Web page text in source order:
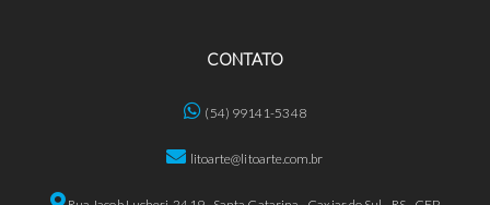
CONTATO
(54) 99141-5348
litoarte@litoarte.com.br